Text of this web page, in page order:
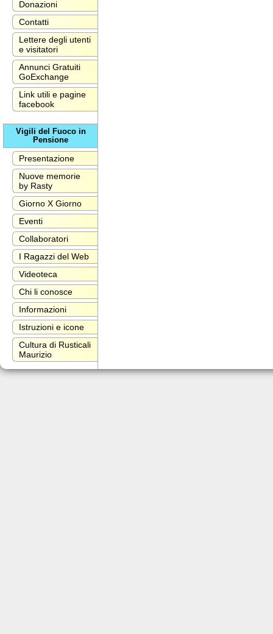
Donazioni
Contatti
Lettere degli utenti
e visitatori
Annunci Gratuiti
GoExchange
Link utili e pagine
facebook
Vigili del Fuoco in
Pensione
Presentazione
Nuove memorie
by Rasty
Giorno X Giorno
Eventi
Collaboratori
I Ragazzi del Web
Videoteca
Chi li conosce
Informazioni
Istruzioni e icone
Cultura di Rusticali
Maurizio